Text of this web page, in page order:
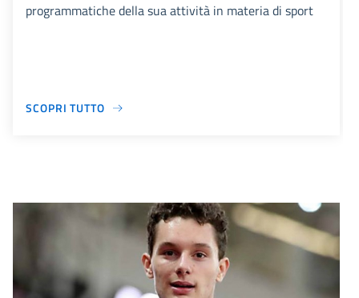
programmatiche della sua attività in materia di sport
SCOPRI TUTTO